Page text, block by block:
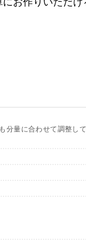
量に合わせて調整して